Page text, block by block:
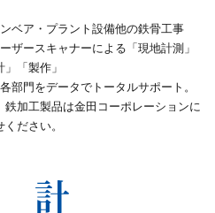
ベア・プラント設備他の鉄骨工事
ザースキャナーによる「現地計測」
」「製作」
部門をデータでトータルサポート。
加工製品は金田コーポレーションに
ください。